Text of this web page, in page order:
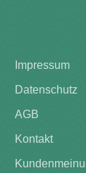
Impressum
Datenschutz
AGB
Kontakt